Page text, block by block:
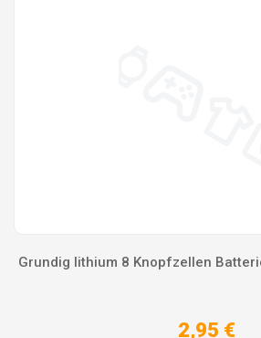
Grundig lithium 8 Knopfzellen
2,95 €